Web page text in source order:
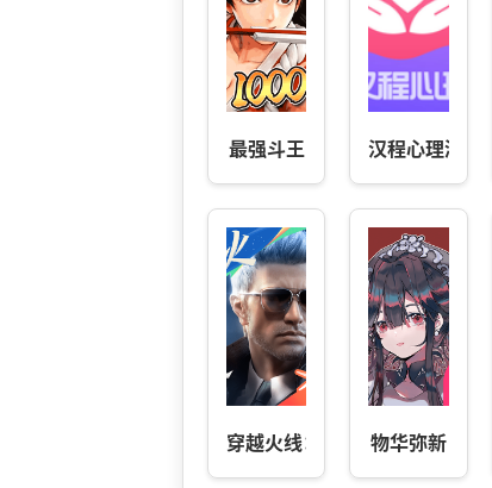
最强斗王 汉程心理测试
穿越火线：枪战王者物华弥新